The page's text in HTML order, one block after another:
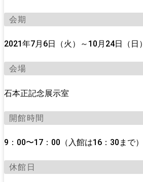
会期
2021年7月6日（火）～10月24日（日）
会場
石本正記念展示室
開館時間
9：00〜17：00（入館は16：30まで）
休館日